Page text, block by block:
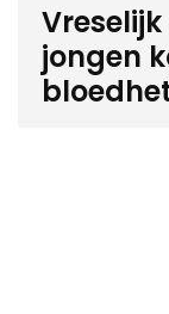
jongen